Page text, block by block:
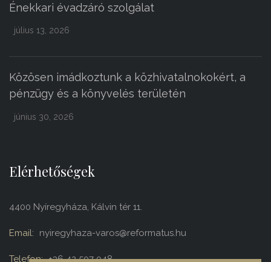
Énekkari évadzáró szolgálat
július 13, 2026
Közösen imádkoztunk a közhivatalnokokért, a
pénzügy és a könyvelés területén
június 30, 2026
Elérhetőségek
4400 Nyíregyháza, Kálvin tér 11.
Email: nyiregyhaza-varos@reformatus.hu
Telefon: +36 42 507 048